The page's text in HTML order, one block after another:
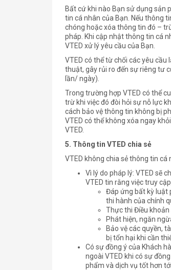
Bất cứ khi nào Bạn sử dụng sản
tin cá nhân của Bạn. Nếu thông
chóng hoặc xóa thông tin đó –
pháp. Khi cập nhật thông tin cá
VTED xử lý yêu cầu của Bạn.
VTED có thể từ chối các yêu
thuật, gây rủi ro đến sự riêng tư
lần/ ngày).
Trong trường hợp VTED có thể
trừ khi việc đó đòi hỏi sự nỗ lực
cách bảo vệ thông tin không bị
VTED có thể không xóa ngay
VTED.
5. Thông tin VTED chia sẻ
VTED không chia sẻ thông tin
Vì lý do pháp lý: VTED sẽ
VTED tin rằng việc truy
Đáp ứng bất kỳ luật
thi hành của chính
Thực thi Điều khoản
Phát hiện, ngăn
Bảo vệ các quyền,
bị tổn hại khi cần
Có sự đồng ý của Khách
ngoài VTED khi có sự
phẩm và dịch vụ tốt hơn